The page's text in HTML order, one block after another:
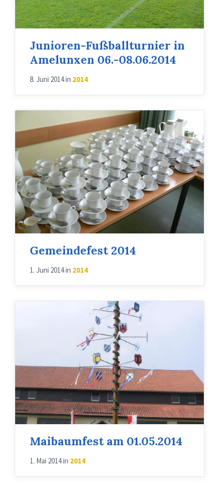
Junioren-Fußballturnier in
Amelunxen 06.-08.06.2014
8. Juni 2014in 2014
Gemeindefest 2014
1. Juni 2014in 2014
Maibaumfest am 01.05.2014
1. Mai 2014in 2014